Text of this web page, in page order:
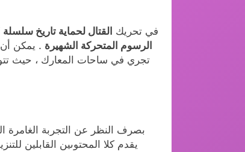
في لعبة Dragon Ball Xenoverse 2 ، يتولى اللاعبون دور “Patroller Time” في تحريك القتال لحماية تاريخ سلسلة
الرسوم المتحركة الشهيرة . يمكن أن
تجري في ساحات المعارك ، حيث
بصرف النظر عن التجربة الغامرة